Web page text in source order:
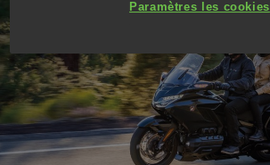
Paramètres les cookies